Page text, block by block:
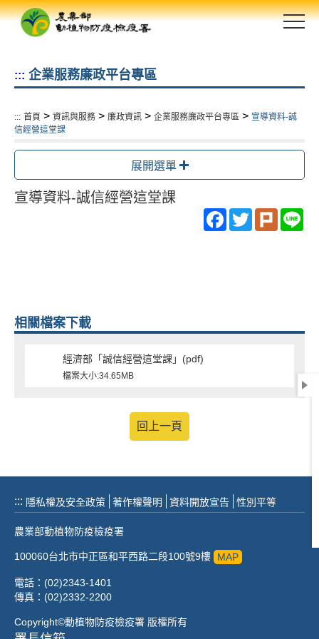
跳
::: 企業服務廉政平台專區
::: 首頁 > 資訊與服務 > 廉政資訊 > 企業服務廉政平台專區 > 宣導資料-誠
信經營這堂課
展開選單
宣導資料-誠信經營這堂課
Facebook
TwitterPlurk
相關檔案下載
經濟部「誠信經營這堂課」(pdf)
檔案大小:34.65MB
回上一頁
::: 隱私權及安全政策 著作權聲明 資料開放宣告 性別平等
農業部動植物防疫檢疫署
100060台北市中正區和平西路二段100號9樓 MAP
電話：(02)2343-1401
傳真：(02)2332-2200
Copyright©動植物防疫檢疫署 版權所有